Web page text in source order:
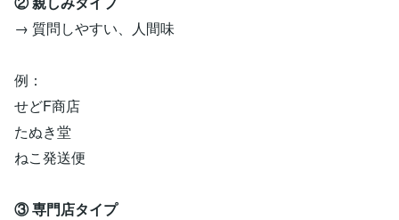
→ 質問しやすい、人間味
例：
せどF商店
たぬき堂
ねこ発送便
③ 専門店タイプ